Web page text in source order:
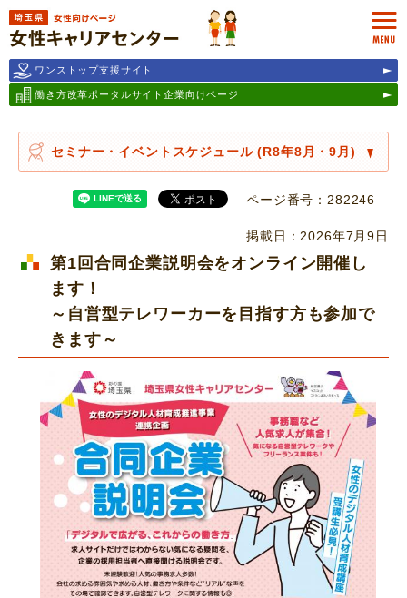
埼玉県女性キャリアセンター
ワンストップ支援サイト
働き方改革ポータルサイト企業向けページ
セミナー・イベントスケジュール (R8年8月・9月)
ページ番号：282246
掲載日：2026年7月9日
第1回合同企業説明会をオンライン開催し
ます！
～自営型テレワーカーを目指す方も参加で
きます～